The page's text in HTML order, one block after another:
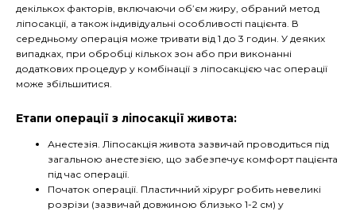
декількох факторів, включаючи об’єм жиру, обраний метод
ліпосакції, а також індивідуальні особливості пацієнта. В
середньому операція може тривати від 1 до 3 годин. У деяких
випадках, при обробці кількох зон або при виконанні
додаткових процедур у комбінації з ліпосакцією час операції
може збільшитися.
Етапи операції з ліпосакції живота:
Анестезія. Ліпосакція живота зазвичай проводиться під
загальною анестезією, що забезпечує комфорт пацієнта
під час операції.
Початок операції. Пластичний хірург робить невеликі
розрізи (зазвичай довжиною близько 1-2 см) у